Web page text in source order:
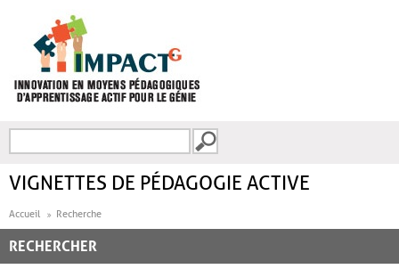
FORMULAIRE DE
VIGNETTES DE PÉDAGOGIE ACTIVE
Accueil Recherche
RECHERCHER